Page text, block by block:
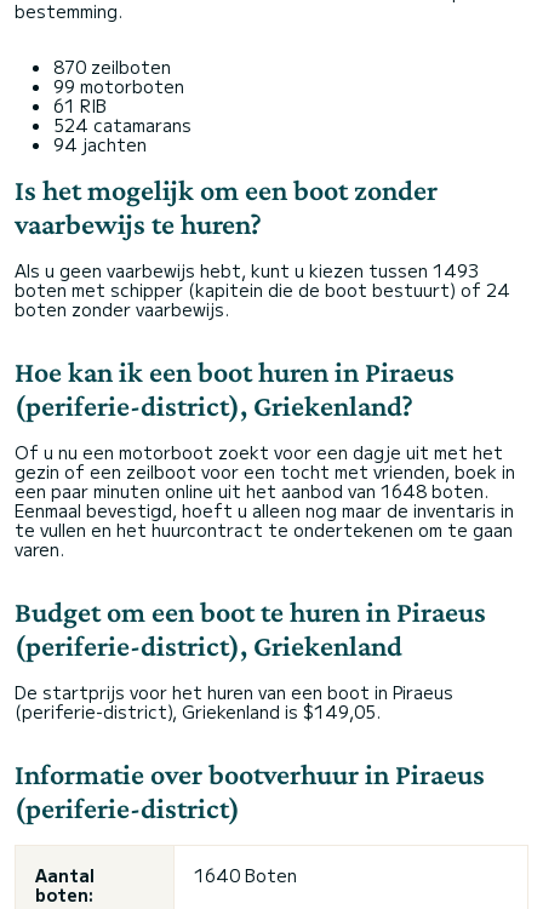
bestemming.
870 zeilboten
99 motorboten
61 RIB
524 catamarans
94 jachten
Is het mogelijk om een boot zonder
vaarbewijs te huren?
Als u geen vaarbewijs hebt, kunt u kiezen tussen 1493
boten met schipper (kapitein die de boot bestuurt) of 24
boten zonder vaarbewijs.
Hoe kan ik een boot huren in Piraeus
(periferie-district), Griekenland?
Of u nu een motorboot zoekt voor een dagje uit met het
gezin of een zeilboot voor een tocht met vrienden, boek in
een paar minuten online uit het aanbod van 1648 boten.
Eenmaal bevestigd, hoeft u alleen nog maar de inventaris in
te vullen en het huurcontract te ondertekenen om te gaan
varen.
Budget om een boot te huren in Piraeus
(periferie-district), Griekenland
De startprijs voor het huren van een boot in Piraeus
(periferie-district), Griekenland is $149,05.
Informatie over bootverhuur in Piraeus
(periferie-district)
Aantal
boten:
1640 Boten